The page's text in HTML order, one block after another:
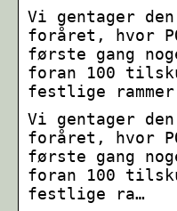
Vi gentager
foråret, hvor
første gang
foran 100
festlige
Vi gentager
foråret, hvor
første gang
foran 100
festlige ra…